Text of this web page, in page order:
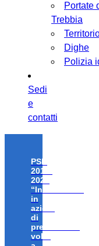
Portate
Trebbia
Dighe
Polizia
Sedi
e
contatti
PSR
2014-
2020
“Investimenti
in
azioni
di
prevenzione
volte